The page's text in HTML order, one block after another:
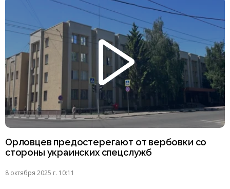
Орловцев предостерегают от вербовки со
стороны украинских спецслужб
8 октября 2025 г. 10:11